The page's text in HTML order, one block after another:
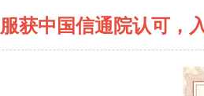
获中国信通院认可，